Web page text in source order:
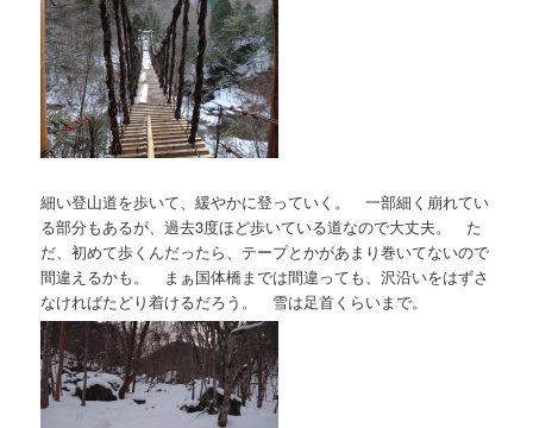
細い登山道を歩いて、緩やかに登っていく。 一部細く崩れてい
る部分もあるが、過去3度ほど歩いている道なので大丈夫。 た
だ、初めて歩くんだったら、テープとかがあまり巻いてないので
間違えるかも。 まぁ国体橋までは間違っても、沢沿いをはずさ
なければたどり着けるだろう。 雪は足首くらいまで。